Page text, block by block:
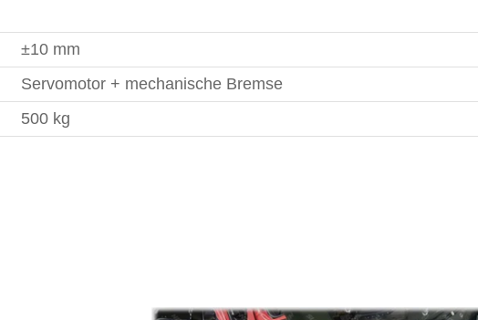
±10 mm
Servomotor + mechanische Bremse
500 kg